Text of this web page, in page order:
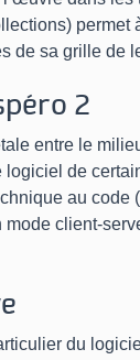
permet
de sa grille de
2
entre le
de
au
client-
du